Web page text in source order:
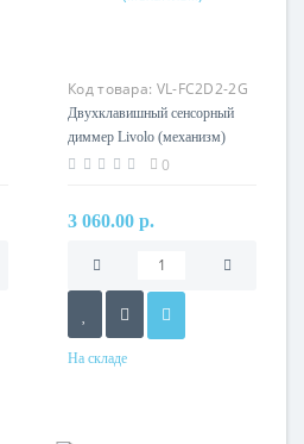
Код товара: VL-FC2D2-2G
Двухклавишный сенсорный
диммер Livolo (механизм)
0
3 060.00 р.
На складе